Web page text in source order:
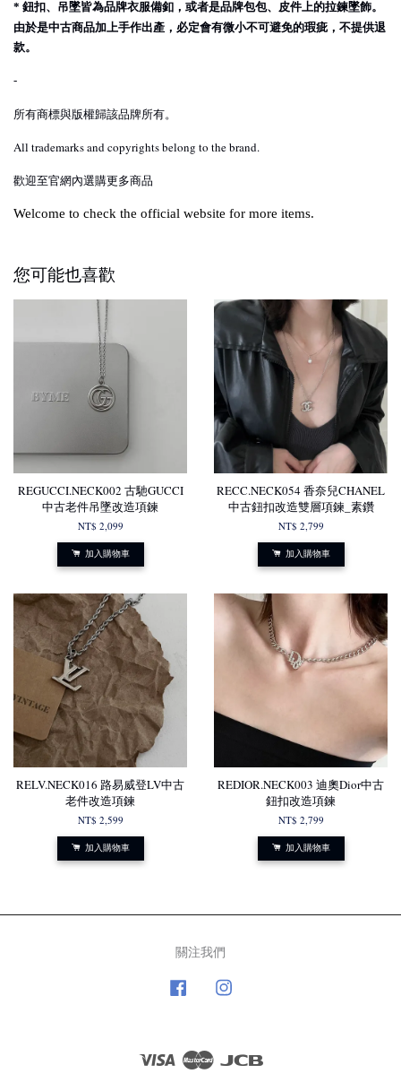
* 鈕扣、吊墜皆為品牌衣服備釦，或者是品牌包包、皮件上的拉鍊墜飾。
由於是中古商品加上手作出產，必定會有微小不可避免的瑕疵，不提供退
款。
-
所有商標與版權歸該品牌所有。
All trademarks and copyrights belong to the brand.
歡迎至官網內選購更多商品
Welcome to check the official website for more items.
您可能也喜歡
REGUCCI.NECK002 古馳GUCCI
中古老件吊墜改造項鍊
NT$ 2,099
加入購物車
RECC.NECK054 香奈兒CHANEL
中古鈕扣改造雙層項鍊_素鑽
NT$ 2,799
加入購物車
RELV.NECK016 路易威登LV中古
老件改造項鍊
NT$ 2,599
加入購物車
REDIOR.NECK003 迪奧Dior中古
鈕扣改造項鍊
NT$ 2,799
加入購物車
關注我們
Facebook
Visa Master